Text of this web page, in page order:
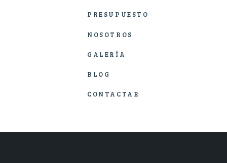
PRESUPUESTO
NOSOTROS
GALERÍA
BLOG
CONTACTAR